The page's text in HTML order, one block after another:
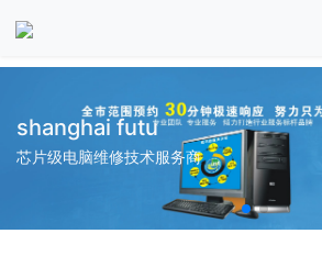
涵智广告
专业，诚信，靠谱